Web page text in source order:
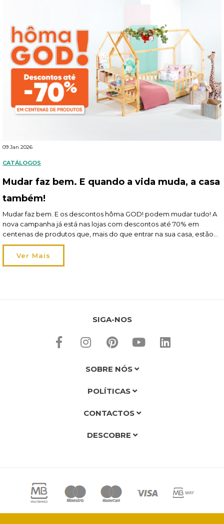
09 Jan 2026
CATÁLOGOS
Mudar faz bem. E quando a vida muda, a casa
também!
Mudar faz bem. E os descontos hôma GOD! podem mudar tudo! A
nova campanha já está nas lojas com descontos até 70% em
centenas de produtos que, mais do que entrar na sua casa, estão
prontos a fazer parte da sua vida. Porque quando a vida muda, a
casa muda também! Às vezes, a mudança […]
Ver Mais
SIGA-NOS
SOBRE NÓS
POLÍTICAS
CONTACTOS
DESCOBRE